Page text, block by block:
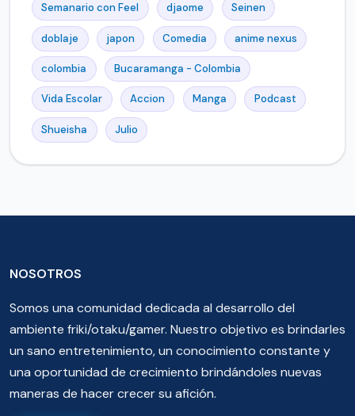
Semanario con Feel djaome Seinen
doblaje japon Comedia anime nexus
colombia Bucaramanga - Colombia
Vida Escolar Accion Manga Podcast
Shueisha Julio
NOSOTROS
Somos una comunidad dedicada al desarrollo del
ambiente friki/otaku/gamer. Nuestro objetivo es brindarles
un sano entretenimiento, un conocimiento constante y
una oportunidad de crecimiento brindándoles nuevas
maneras de hacer crecer su afición.